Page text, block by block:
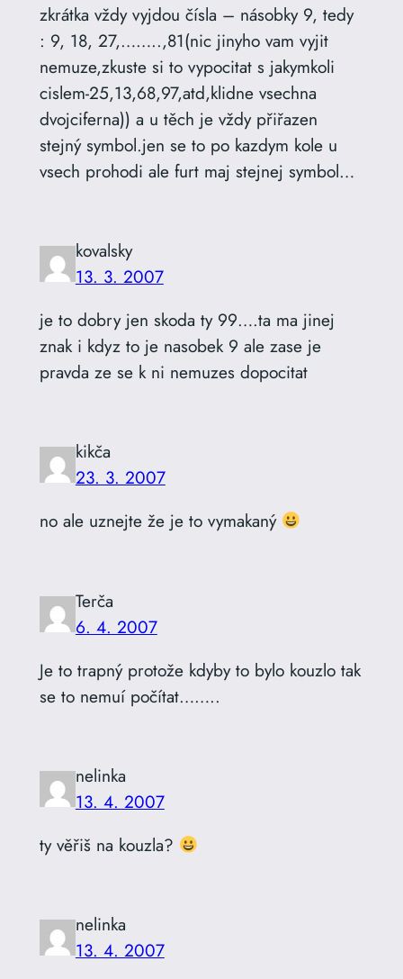
zkrátka vždy vyjdou čísla – násobky 9, tedy
: 9, 18, 27,……..,81(nic jinyho vam vyjit
nemuze,zkuste si to vypocitat s jakymkoli
cislem-25,13,68,97,atd,klidne vsechna
dvojciferna)) a u těch je vždy přiřazen
stejný symbol.jen se to po kazdym kole u
vsech prohodi ale furt maj stejnej symbol…
kovalsky
13. 3. 2007
je to dobry jen skoda ty 99….ta ma jinej
znak i kdyz to je nasobek 9 ale zase je
pravda ze se k ni nemuzes dopocitat
kikča
23. 3. 2007
no ale uznejte že je to vymakaný
Terča
6. 4. 2007
Je to trapný protože kdyby to bylo kouzlo tak
se to nemuí počítat……..
nelinka
13. 4. 2007
ty věřiš na kouzla?
nelinka
13. 4. 2007